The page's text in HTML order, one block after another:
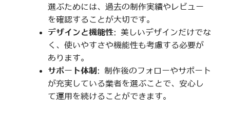
選ぶためには、過去の制作実績やレビュー
を確認することが大切です。
デザインと機能性: 美しいデザインだけでな
く、使いやすさや機能性も考慮する必要が
あります。
サポート体制 : 制作後のフォローやサポート
が充実している業者を選ぶことで、安心し
て運用を続けることができます。